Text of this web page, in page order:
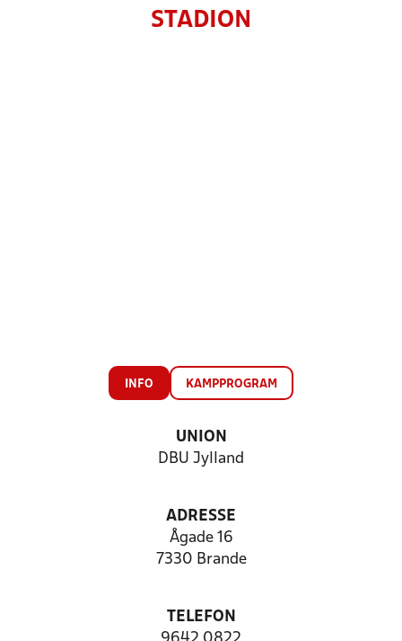
STADION
INFO KAMPPROGRAM
UNION
DBU Jylland
ADRESSE
Ågade 16
7330 Brande
TELEFON